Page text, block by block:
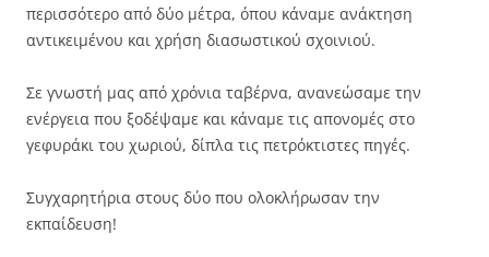
περισσότερο από δύο μέτρα, όπου κάναμε ανάκτηση
αντικειμένου και χρήση διασωστικού σχοινιού.
Σε γνωστή μας από χρόνια ταβέρνα, ανανεώσαμε την
ενέργεια που ξοδέψαμε και κάναμε τις απονομές στο
γεφυράκι του χωριού, δίπλα τις πετρόκτιστες πηγές.
Συγχαρητήρια στους δύο που ολοκλήρωσαν την
εκπαίδευση!